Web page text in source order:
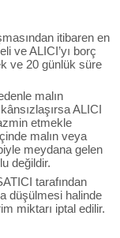
itibaren en
ve ALICI’yı borç
ve 20 günlük süre
malın
ALICI
etmekle
malın veya
meydana gelen
değildir.
tarafından
düşülmesi halinde
miktarı iptal edilir.